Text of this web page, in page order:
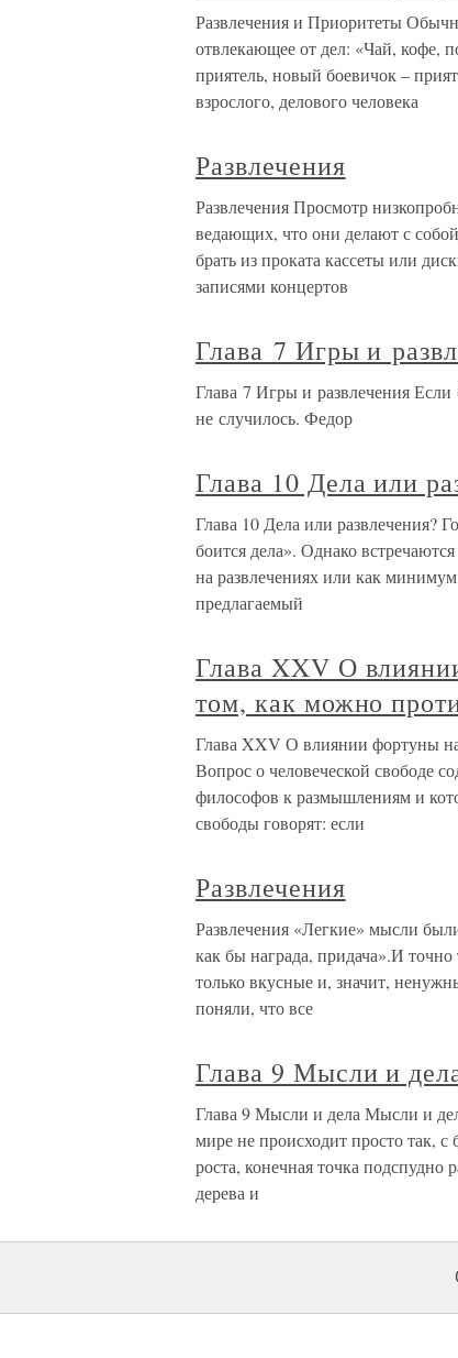
Развлечения и Приоритеты
отвлекающее от дел: «Чай, кофе,
приятель, новый боевичок –
взрослого, делового человека
Развлечения
Развлечения Просмотр
ведающих, что они делают с
брать из проката кассеты или
записями концертов
Глава 7 Игры и
Глава 7 Игры и развлечения
не случилось. Федор
Глава 10 Дела или
Глава 10 Дела или развлечения?
боится дела». Однако
на развлечениях или как
предлагаемый
Глава XXV О
том, как можно
Глава XXV О влиянии фортуны
Вопрос о человеческой свободе
философов к размышлениям и
свободы говорят: если
Развлечения
Развлечения «Легкие» мысли
как бы награда, придача».И
только вкусные и, значит,
поняли, что все
Глава 9 Мысли и
Глава 9 Мысли и дела Мысли и
мире не происходит просто так,
роста, конечная точка
дерева и